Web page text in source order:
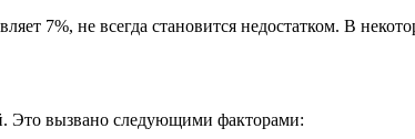
7%, не всегда становится недостатком. В
Это вызвано следующими факторами: